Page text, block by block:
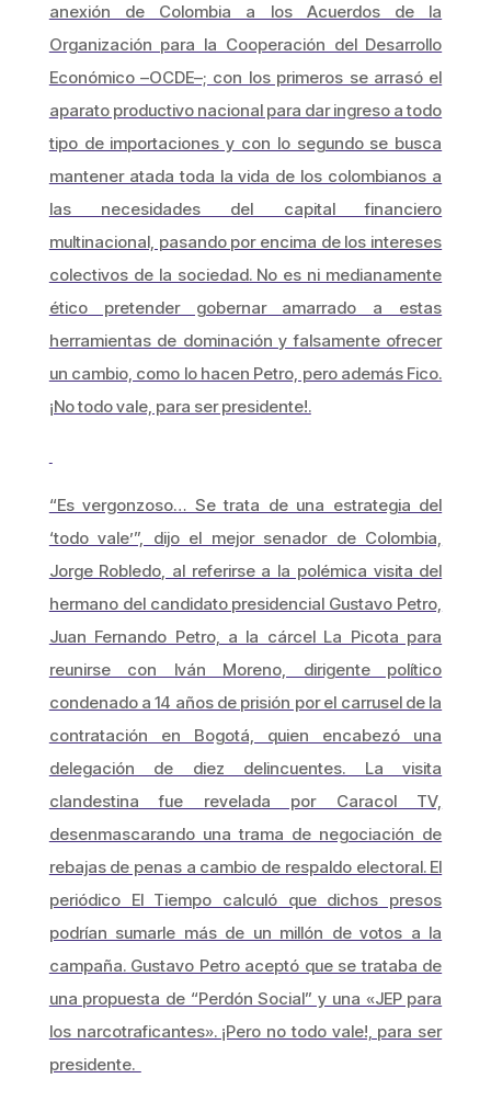
anexión de Colombia a los Acuerdos de la
Organización para la Cooperación del Desarrollo
Económico –OCDE–; con los primeros se arrasó el
aparato productivo nacional para dar ingreso a todo
tipo de importaciones y con lo segundo se busca
mantener atada toda la vida de los colombianos a
las necesidades del capital financiero
multinacional, pasando por encima de los intereses
colectivos de la sociedad. No es ni medianamente
ético pretender gobernar amarrado a estas
herramientas de dominación y falsamente ofrecer
un cambio, como lo hacen Petro, pero además Fico.
¡No todo vale, para ser presidente!.
“Es vergonzoso… Se trata de una estrategia del
‘todo vale’”, dijo el mejor senador de Colombia,
Jorge Robledo, al referirse a la polémica visita del
hermano del candidato presidencial Gustavo Petro,
Juan Fernando Petro, a la cárcel La Picota para
reunirse con Iván Moreno, dirigente político
condenado a 14 años de prisión por el carrusel de la
contratación en Bogotá, quien encabezó una
delegación de diez delincuentes. La visita
clandestina fue revelada por Caracol TV,
desenmascarando una trama de negociación de
rebajas de penas a cambio de respaldo electoral. El
periódico El Tiempo calculó que dichos presos
podrían sumarle más de un millón de votos a la
campaña. Gustavo Petro aceptó que se trataba de
una propuesta de “Perdón Social” y una «JEP para
los narcotraficantes». ¡Pero no todo vale!, para ser
presidente.